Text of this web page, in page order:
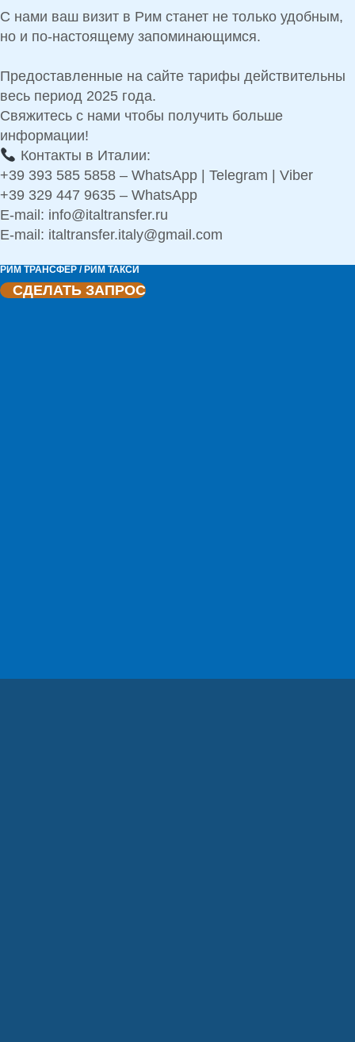
С нами ваш визит в Рим станет не только удобным,
но и по-настоящему запоминающимся.
Предоставленные на сайте тарифы действительны
весь период 2025 года.
Свяжитесь с нами чтобы получить больше
информации!
Контакты в Италии:
+39 393 585 5858 – WhatsApp | Telegram | Viber
+39 329 447 9635 – WhatsApp
E-mail: info@italtransfer.ru
E-mail: italtransfer.italy@gmail.com
РИМ ТРАНСФЕР / РИМ ТАКСИ
СДЕЛАТЬ ЗАПРОС